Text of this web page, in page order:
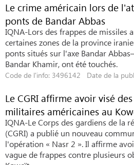
Le crime américain lors de
ponts de Bandar Abbas
IQNA-Lors des frappes de missiles
certaines zones de la province
ponts situés sur l'axe Bandar
Bandar Khamir, ont été touchés.
Code de l'info: 3496142 Date de la
Le CGRI affirme avoir visé
militaires américaines au
IQNA-Le Corps des gardiens de la
(CGRI) a publié un nouveau
l'opération « Nasr 2 ». Il affirme
vague de frappes contre plusieurs